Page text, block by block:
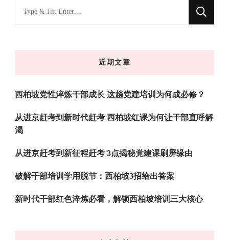
找
什
近期文章
西柏坡党性淬炼干部成长 这趟党建培训为何成必修？
从进京赶考到新时代赶考 西柏坡红课为何让干部直呼解
渴
从进京赶考到新征程赶考 3点揭秘党建课刷屏缘由
破解干部培训学用脱节：西柏坡3招给出答案
新时代干部红色淬炼必看，解锁西柏坡培训三大核心